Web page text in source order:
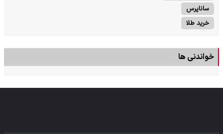
ساناپرس
خرید طلا
خواندنی ها